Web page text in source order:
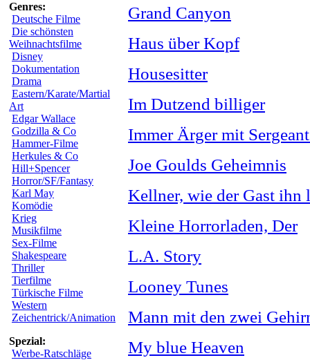
Genres:
Deutsche Filme
Die schönsten
Weihnachtsfilme
Disney
Dokumentation
Drama
Eastern/Karate/Martial
Art
Edgar Wallace
Godzilla & Co
Hammer-Filme
Herkules & Co
Hill+Spencer
Horror/SF/Fantasy
Karl May
Komödie
Krieg
Musikfilme
Sex-Filme
Shakespeare
Thriller
Tierfilme
Türkische Filme
Western
Zeichentrick/Animation
Spezial:
Werbe-Ratschläge
Grand Canyon
Haus über Kopf
Housesitter
Im Dutzend billiger
Immer Ärger mit
Joe Goulds Geheimnis
Kellner, wie der Gast ihn
Kleine Horrorladen, Der
L.A. Story
Looney Tunes
Mann mit den zwei
My blue Heaven